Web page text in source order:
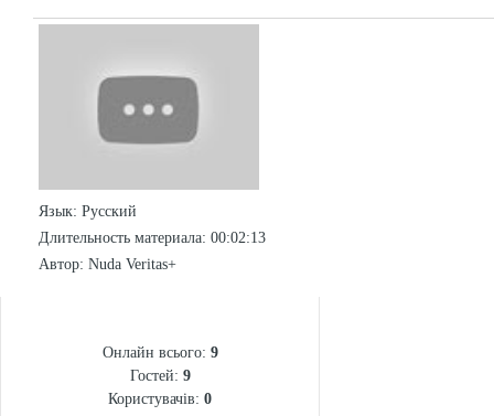
Язык: Русский
Длительность материала: 00:02:13
Автор: Nuda Veritas+
Онлайн всього: 9
Гостей: 9
Користувачів: 0